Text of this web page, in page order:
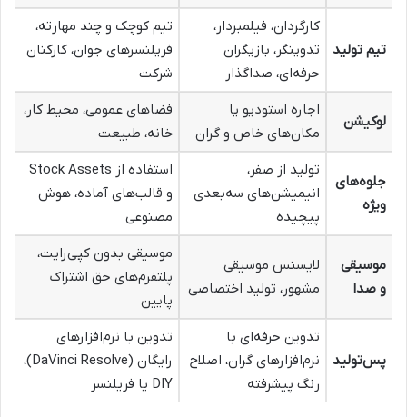
تیم تولید
کارگردان، فیلمبردار،
تدوینگر، بازیگران
حرفه‌ای، صداگذار
تیم کوچک و چند مهارته،
فریلنسرهای جوان، کارکنان
شرکت
لوکیشن
اجاره استودیو یا
مکان‌های خاص و گران
فضاهای عمومی، محیط کار،
خانه، طبیعت
جلوه‌های
ویژه
تولید از صفر،
انیمیشن‌های سه‌بعدی
پیچیده
استفاده از Stock Assets
و قالب‌های آماده، هوش
مصنوعی
موسیقی
و صدا
لایسنس موسیقی
مشهور، تولید اختصاصی
موسیقی بدون کپی‌رایت،
پلتفرم‌های حق اشتراک
پایین
پس‌تولید
تدوین حرفه‌ای با
نرم‌افزارهای گران، اصلاح
رنگ پیشرفته
تدوین با نرم‌افزارهای
رایگان (DaVinci Resolve)،
DIY یا فریلنسر